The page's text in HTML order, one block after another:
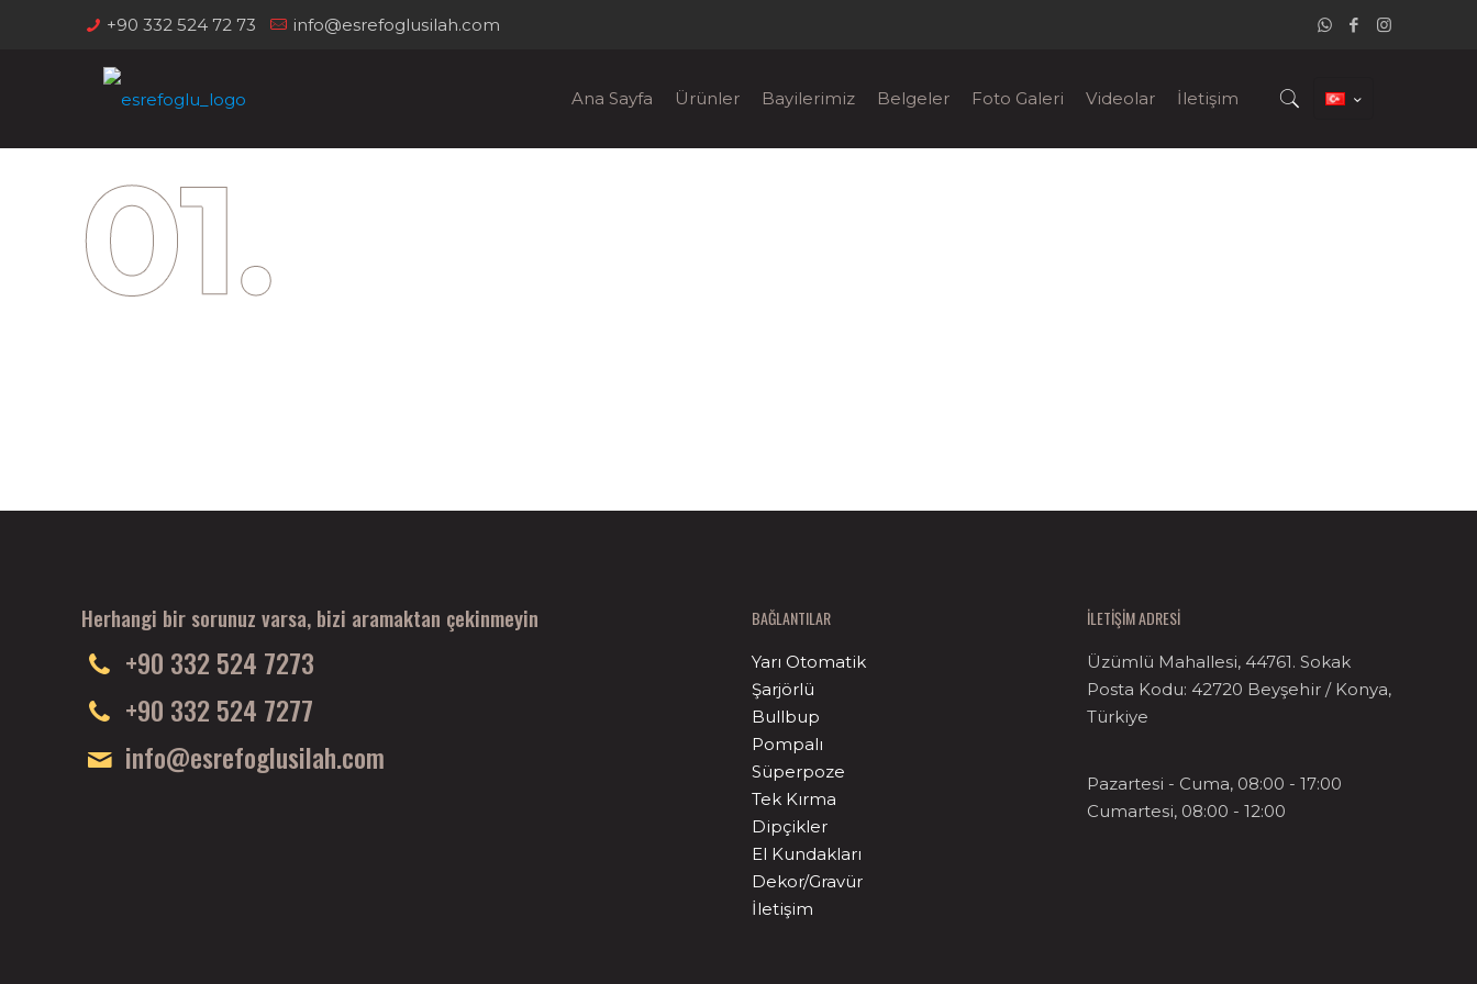
+90 332 524 72 73 info@esrefoglusilah.com
Ana Sayfa Ürünler Bayilerimiz Belgeler Foto Galeri Videolar İletişim
Herhangi bir sorunuz varsa, bizi aramaktan çekinmeyin
+90 332 524 7273
+90 332 524 7277
info@esrefoglusilah.com
BAĞLANTILAR
Yarı Otomatik
Şarjörlü
Bullbup
Pompalı
Süperpoze
Tek Kırma
Dipçikler
El Kundakları
Dekor/Gravür
İletişim
İLETİŞİM ADRESİ
Üzümlü Mahallesi, 44761. Sokak
Posta Kodu: 42720 Beyşehir / Konya,
Türkiye
Pazartesi - Cuma, 08:00 - 17:00
Cumartesi, 08:00 - 12:00